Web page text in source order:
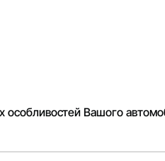
особливостей Вашого